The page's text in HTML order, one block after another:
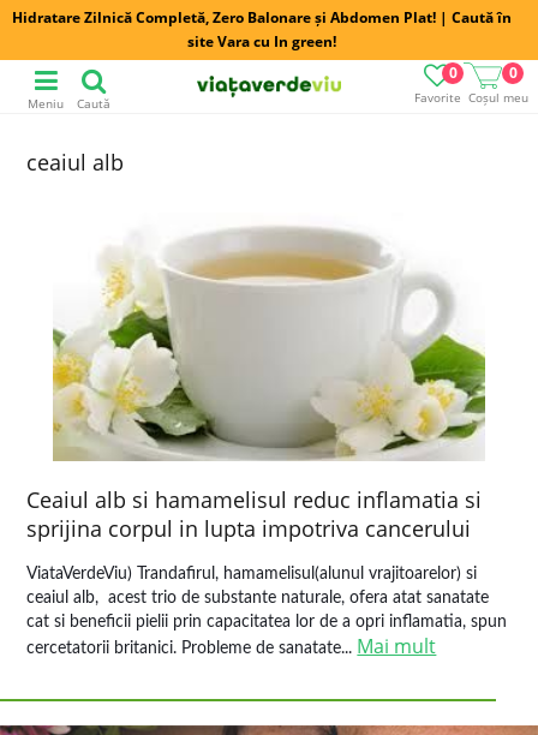
Hidratare Zilnică Completă, Zero Balonare și Abdomen Plat! | Caută în
site Vara cu In green!
Favorite
0
Coșul meu
0
Meniu Caută
ceaiul alb
Ceaiul alb si hamamelisul reduc inflamatia si
sprijina corpul in lupta impotriva cancerului
ViataVerdeViu) Trandafirul, hamamelisul(alunul vrajitoarelor) si
ceaiul alb, acest trio de substante naturale, ofera atat sanatate
cat si beneficii pielii prin capacitatea lor de a opri inflamatia, spun
cercetatorii britanici. Probleme de sanatate... Mai mult